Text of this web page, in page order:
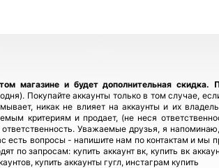
магазине и будет дополнительная скидка.
Покупайте аккаунты только в том случае,
никак не влияет на аккаунты и их
критериям и продает, (не неся
Уважаемые друзья, я
есть вопросы - напишите нам по контактам и мы
по запросам: купить аккаунт вк, купить вк
купить аккаунты гугл, инстаграм купить